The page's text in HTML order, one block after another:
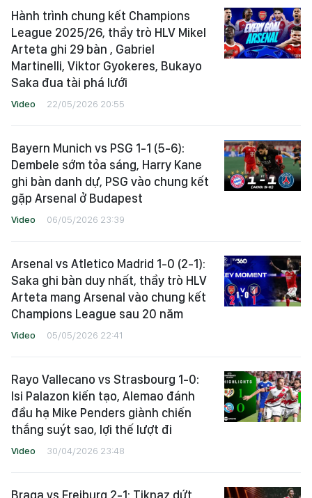
Hành trình chung kết Champions
League 2025/26, thầy trò HLV Mikel
Arteta ghi 29 bàn , Gabriel
Martinelli, Viktor Gyokeres, Bukayo
Saka đua tài phá lưới
Video 22/05/2026 20:55
Bayern Munich vs PSG 1-1 (5-6):
Dembele sớm tỏa sáng, Harry Kane
ghi bàn danh dự, PSG vào chung kết
gặp Arsenal ở Budapest
Video 06/05/2026 23:39
Arsenal vs Atletico Madrid 1-0 (2-1):
Saka ghi bàn duy nhất, thầy trò HLV
Arteta mang Arsenal vào chung kết
Champions League sau 20 năm
Video 05/05/2026 22:41
Rayo Vallecano vs Strasbourg 1-0:
Isi Palazon kiến tạo, Alemao đánh
đầu hạ Mike Penders giành chiến
thắng suýt sao, lợi thế lượt đi
Video 30/04/2026 23:48
Braga vs Freiburg 2-1: Tiknaz dứt